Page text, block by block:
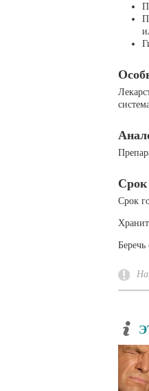
Срок
Срок
Беречь